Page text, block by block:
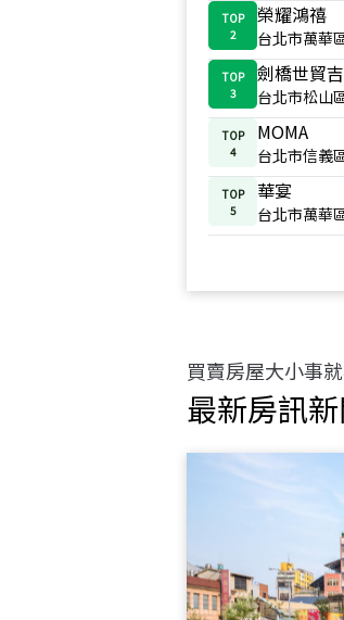
TOP
2
榮耀鴻禧
台北市萬華
TOP
3
劍橋世貿
台北市松山
TOP
4
MOMA
台北市信義
TOP
5
華宴
台北市萬華
買賣房屋大小事
最新房訊